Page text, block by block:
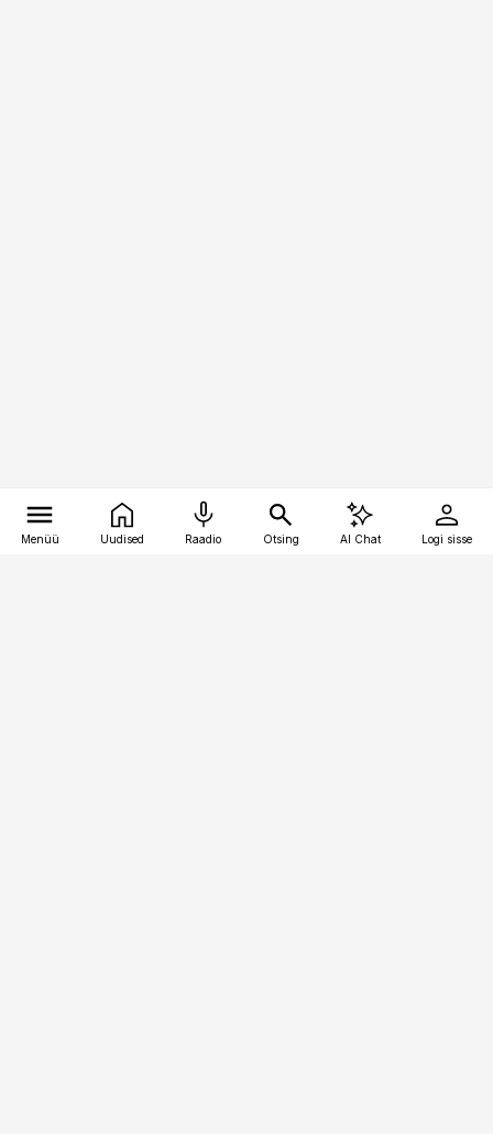
Menüü Uudised Raadio Otsing AI Chat Logi sisse